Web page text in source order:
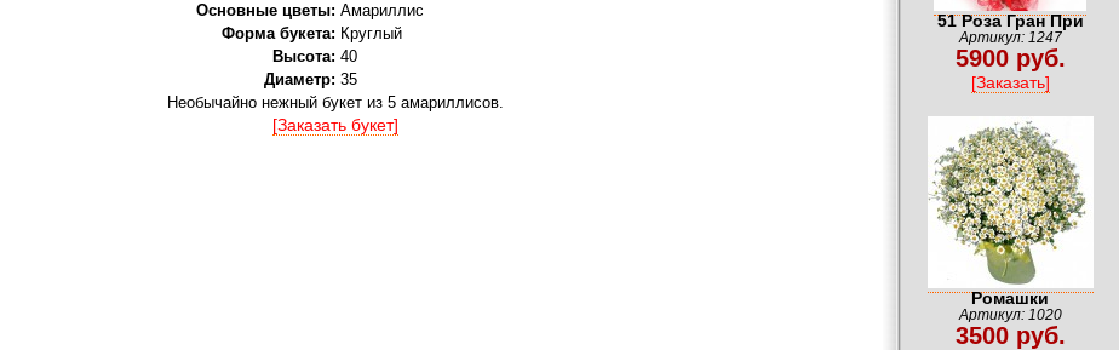
Основные цветы: Амариллис
Форма букета: Круглый
Высота: 40
Диаметр: 35
Необычайно нежный букет из 5 амариллисов.
[Заказать букет]
51 Роза Гран При
Артикул: 1247
5900 руб.
[Заказать]
Ромашки
Артикул: 1020
3500 руб.